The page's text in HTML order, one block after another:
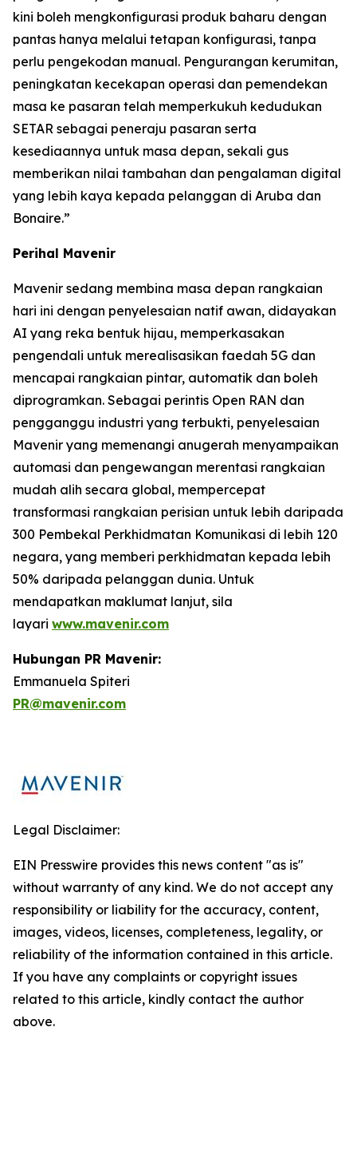
kini boleh mengkonfigurasi produk baharu dengan
pantas hanya melalui tetapan konfigurasi, tanpa
perlu pengekodan manual. Pengurangan kerumitan,
peningkatan kecekapan operasi dan pemendekan
masa ke pasaran telah memperkukuh kedudukan
SETAR sebagai peneraju pasaran serta
kesediaannya untuk masa depan, sekali gus
memberikan nilai tambahan dan pengalaman digital
yang lebih kaya kepada pelanggan di Aruba dan
Bonaire.”
Perihal Mavenir
Mavenir sedang membina masa depan rangkaian
hari ini dengan penyelesaian natif awan, didayakan
AI yang reka bentuk hijau, memperkasakan
pengendali untuk merealisasikan faedah 5G dan
mencapai rangkaian pintar, automatik dan boleh
diprogramkan. Sebagai perintis Open RAN dan
pengganggu industri yang terbukti, penyelesaian
Mavenir yang memenangi anugerah menyampaikan
automasi dan pengewangan merentasi rangkaian
mudah alih secara global, mempercepat
transformasi rangkaian perisian untuk lebih daripada
300 Pembekal Perkhidmatan Komunikasi di lebih 120
negara, yang memberi perkhidmatan kepada lebih
50% daripada pelanggan dunia. Untuk
mendapatkan maklumat lanjut, sila
layari www.mavenir.com
Hubungan PR Mavenir:
Emmanuela Spiteri
PR@mavenir.com
Legal Disclaimer:
EIN Presswire provides this news content "as is"
without warranty of any kind. We do not accept any
responsibility or liability for the accuracy, content,
images, videos, licenses, completeness, legality, or
reliability of the information contained in this article.
If you have any complaints or copyright issues
related to this article, kindly contact the author
above.